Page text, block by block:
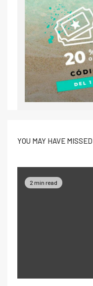
YOU MAY HAVE MISSED
2 min read